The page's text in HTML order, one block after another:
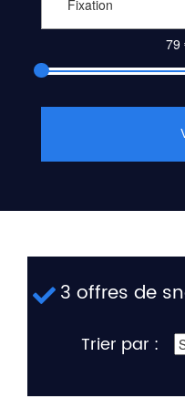
Fixation
3 offres de
Trier par :